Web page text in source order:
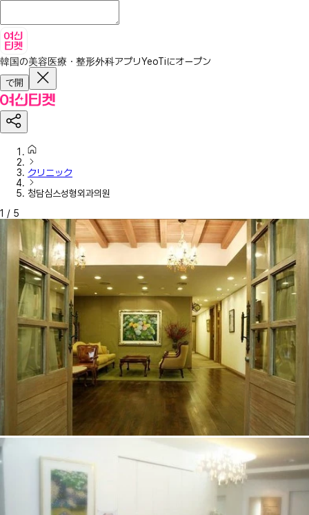
韓国の美容医療・整形外科アプリYeoTiにオープン
で開
クリニック
청담심스성형외과의원
1 / 5